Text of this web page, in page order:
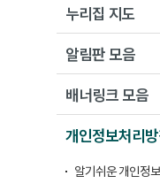
누리집 지도
알림판 모음
배너링크 모음
개인정보처리
알기쉬운 개인정